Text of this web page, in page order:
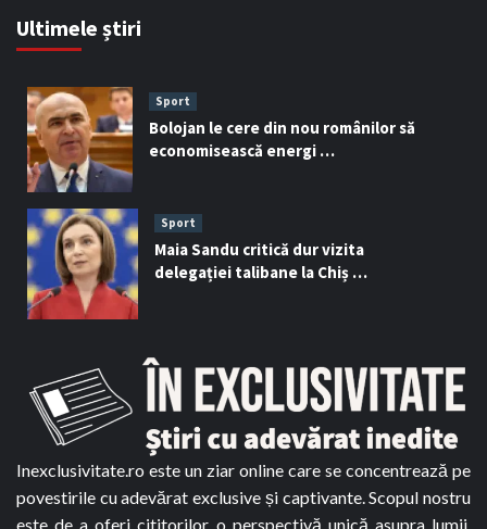
Ultimele știri
Sport
Bolojan le cere din nou românilor să
economisească energi …
Sport
Maia Sandu critică dur vizita
delegației talibane la Chiș …
Inexclusivitate.ro este un ziar online care se concentrează pe
povestirile cu adevărat exclusive și captivante. Scopul nostru
este de a oferi cititorilor o perspectivă unică asupra lumii,